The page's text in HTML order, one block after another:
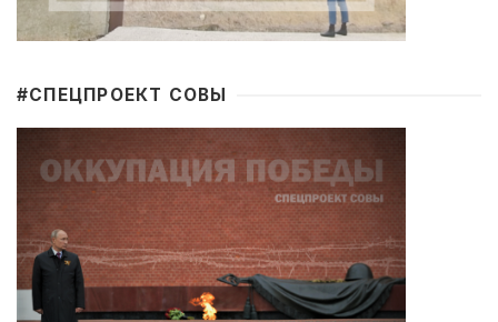
#CПЕЦПРОЕКТ СОВЫ